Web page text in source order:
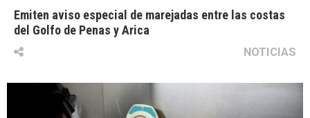
Emiten aviso especial de marejadas entre las costas
del Golfo de Penas y Arica
NOTICIAS